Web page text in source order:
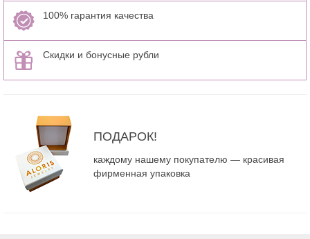
100% гарантия качества
Скидки и бонусные рубли
ПОДАРОК!
каждому нашему покупателю — красивая
фирменная упаковка